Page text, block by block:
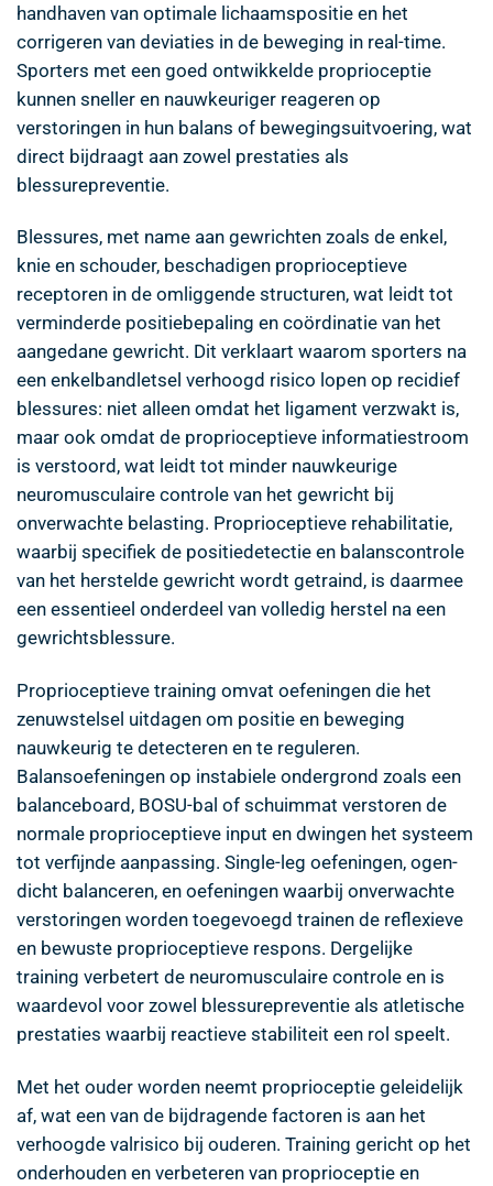
handhaven van optimale lichaamspositie en het
corrigeren van deviaties in de beweging in real-time.
Sporters met een goed ontwikkelde proprioceptie
kunnen sneller en nauwkeuriger reageren op
verstoringen in hun balans of bewegingsuitvoering, wat
direct bijdraagt aan zowel prestaties als
blessurepreventie.
Blessures, met name aan gewrichten zoals de enkel,
knie en schouder, beschadigen proprioceptieve
receptoren in de omliggende structuren, wat leidt tot
verminderde positiebepaling en coördinatie van het
aangedane gewricht. Dit verklaart waarom sporters na
een enkelbandletsel verhoogd risico lopen op recidief
blessures: niet alleen omdat het ligament verzwakt is,
maar ook omdat de proprioceptieve informatiestroom
is verstoord, wat leidt tot minder nauwkeurige
neuromusculaire controle van het gewricht bij
onverwachte belasting. Proprioceptieve rehabilitatie,
waarbij specifiek de positiedetectie en balanscontrole
van het herstelde gewricht wordt getraind, is daarmee
een essentieel onderdeel van volledig herstel na een
gewrichtsblessure.
Proprioceptieve training omvat oefeningen die het
zenuwstelsel uitdagen om positie en beweging
nauwkeurig te detecteren en te reguleren.
Balansoefeningen op instabiele ondergrond zoals een
balanceboard, BOSU-bal of schuimmat verstoren de
normale proprioceptieve input en dwingen het systeem
tot verfijnde aanpassing. Single-leg oefeningen, ogen-
dicht balanceren, en oefeningen waarbij onverwachte
verstoringen worden toegevoegd trainen de reflexieve
en bewuste proprioceptieve respons. Dergelijke
training verbetert de neuromusculaire controle en is
waardevol voor zowel blessurepreventie als atletische
prestaties waarbij reactieve stabiliteit een rol speelt.
Met het ouder worden neemt proprioceptie geleidelijk
af, wat een van de bijdragende factoren is aan het
verhoogde valrisico bij ouderen. Training gericht op het
onderhouden en verbeteren van proprioceptie en